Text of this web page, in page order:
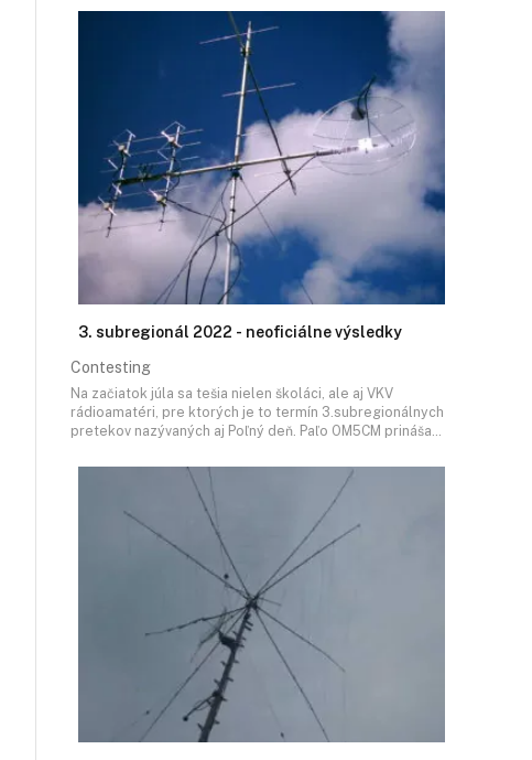
3. subregionál 2022 - neoficiálne výsledky
Contesting
Na začiatok júla sa tešia nielen školáci, ale aj VKV
rádioamatéri, pre ktorých je to termín 3.subregionálnych
pretekov nazývaných aj Poľný deň. Paľo OM5CM prináša…